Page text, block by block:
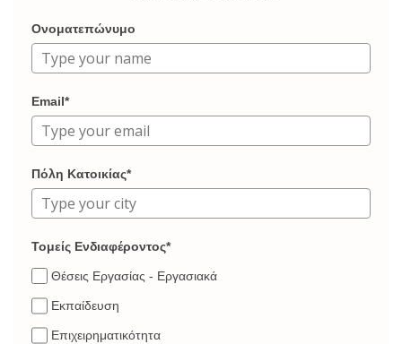
Ονοματεπώνυμο
Email*
Πόλη Κατοικίας*
Τομείς Ενδιαφέροντος*
Θέσεις Εργασίας - Εργασιακά
Εκπαίδευση
Επιχειρηματικότητα